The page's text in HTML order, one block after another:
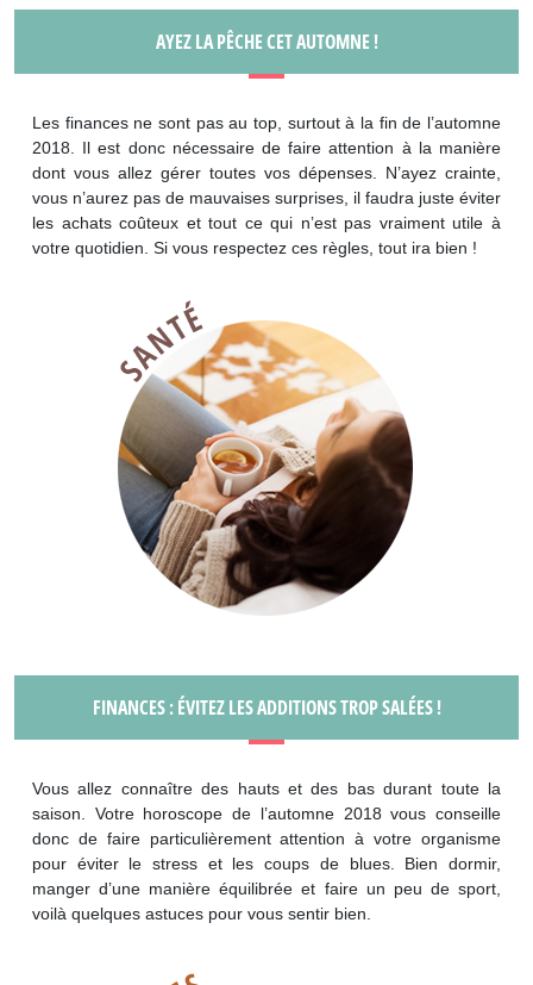
AYEZ LA PÊCHE CET AUTOMNE !
Les finances ne sont pas au top, surtout à la fin de l’automne
2018. Il est donc nécessaire de faire attention à la manière
dont vous allez gérer toutes vos dépenses. N’ayez crainte,
vous n’aurez pas de mauvaises surprises, il faudra juste éviter
les achats coûteux et tout ce qui n’est pas vraiment utile à
votre quotidien. Si vous respectez ces règles, tout ira bien !
FINANCES : ÉVITEZ LES ADDITIONS TROP SALÉES !
Vous allez connaître des hauts et des bas durant toute la
saison. Votre horoscope de l’automne 2018 vous conseille
donc de faire particulièrement attention à votre organisme
pour éviter le stress et les coups de blues. Bien dormir,
manger d’une manière équilibrée et faire un peu de sport,
voilà quelques astuces pour vous sentir bien.